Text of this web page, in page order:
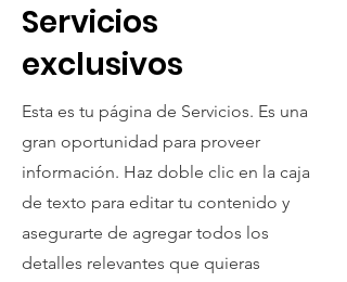
Servicios
exclusivos
Esta es tu página de Servicios. Es una
gran oportunidad para proveer
información. Haz doble clic en la caja
de texto para editar tu contenido y
asegurarte de agregar todos los
detalles relevantes que quieras